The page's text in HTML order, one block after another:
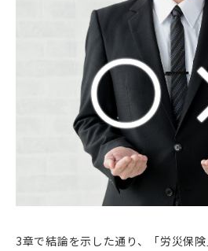
3章で結論を示した通り、「労災保